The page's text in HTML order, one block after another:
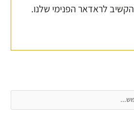
לראדאר הפנימי שלנו.